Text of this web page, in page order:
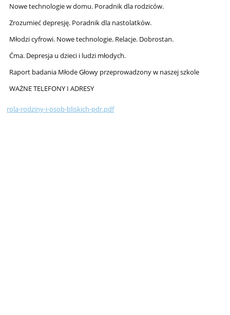
Nowe technologie w domu. Poradnik dla rodziców.
Zrozumieć depresję. Poradnik dla nastolatków.
Młodzi cyfrowi. Nowe technologie. Relacje. Dobrostan.
Ćma. Depresja u dzieci i ludzi młodych.
Raport badania Młode Głowy przeprowadzony w naszej szkole
WAŻNE TELEFONY I ADRESY
rola-rodziny-i-osob-bliskich-pdr.pdf